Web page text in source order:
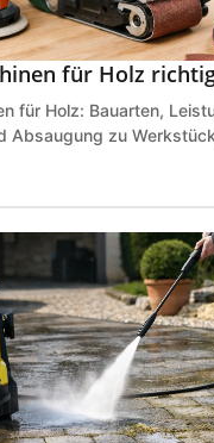
für Holz
für Holz: Bauarten,
Absaugung zu